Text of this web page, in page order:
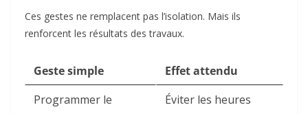
Ces gestes ne remplacent pas l’isolation. Mais ils
renforcent les résultats des travaux.
Geste simple
Effet attendu
Programmer le
Éviter les heures